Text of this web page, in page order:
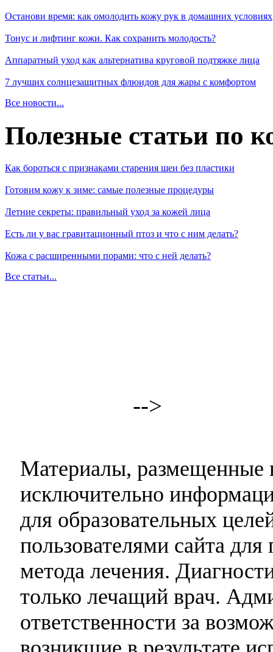
Останови время: как омолодить кожу рук в домашних условиях
Тонус и лифтинг кожи. Как сохранить молодость?
Аппаратный уход как альтернатива круговой подтяжке лица
7 лучших солнцезащитных флюидов для жары с комфортом
Все новости...
Полезные статьи по
Как бороться с признаками старения шеи без пластики
Готовим кожу к зиме: самые полезные процедуры
Летние секреты: правильный уход за кожей лица
Есть ли у вас гравитационный птоз и что с ним делать?
Кожа с расширенными порами: что с ней делать?
Все статьи...
-->
Материалы, размещенные
исключительно
для образовательных
пользователями сайта
метода лечения.
только лечащий врач.
ответственности за